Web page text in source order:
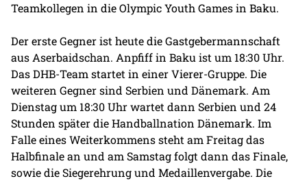
Teamkollegen in die Olympic Youth Games in Baku.
Der erste Gegner ist heute die Gastgebermannschaft
aus Aserbaidschan. Anpfiff in Baku ist um 18:30 Uhr.
Das DHB-Team startet in einer Vierer-Gruppe. Die
weiteren Gegner sind Serbien und Dänemark. Am
Dienstag um 18:30 Uhr wartet dann Serbien und 24
Stunden später die Handballnation Dänemark. Im
Falle eines Weiterkommens steht am Freitag das
Halbfinale an und am Samstag folgt dann das Finale,
sowie die Siegerehrung und Medaillenvergabe. Die